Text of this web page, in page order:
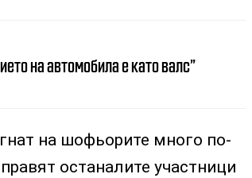
на автомобила е като валс”
на шофьорите много по-
останалите участници